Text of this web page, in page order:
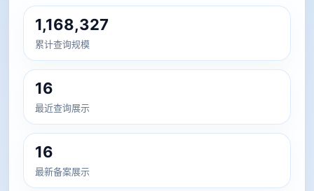
1,168,327
累计查询规模
16
最近查询展示
16
最新备案展示